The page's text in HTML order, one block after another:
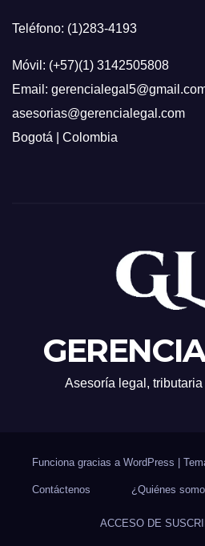
Teléfono: (1)283-4193
Móvil: (+57)(1) 3142505808
Email:
asesorias@gerencialegal.com
Bogotá | Colombia
Asesoría legal,
Funciona gracias a WordPress
Contáctenos ¿Quiénes
ACCESO DE